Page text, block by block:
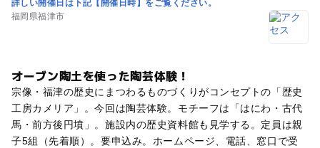
詳しい開催日は下記【開催日時】をご覧ください。
福岡県福津市
オーブン陶土を使った陶芸体験！
宗像・福津の歴史にまつわるものづくりがコンセプトの「歴史
工房カメリア」。今回は陶芸体験。モチーフは「はにわ・古代
馬・前方後円墳」。施設内の歴史資料館も見学する。定員は親
子5組（先着順）。要申込み。ホームページ、電話、窓口で受